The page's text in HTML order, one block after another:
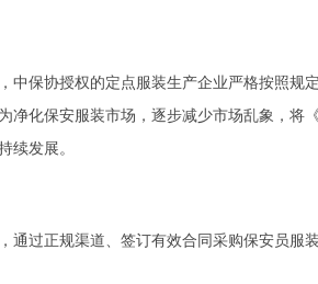
保协授权的定点服装生产企业严格按照规
化保安服装市场，逐步减少市场乱象，将
续发展。
过正规渠道、签订有效合同采购保安员服